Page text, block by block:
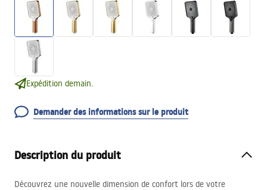
Expédition demain.
Demander des informations sur le produit
Description du produit
Découvrez une nouvelle dimension de confort lors de votre